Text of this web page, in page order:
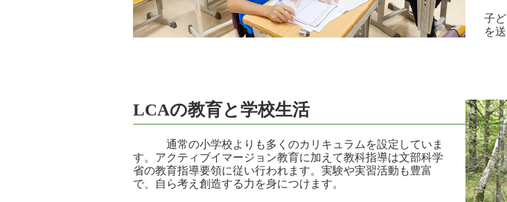
子
を
LCAの教育と学校生活
通常の小学校よりも多くのカリキュラムを設定していま
す。アクティブイマージョン教育に加えて教科指導は文部科学
省の教育指導要領に従い行われます。実験や実習活動も豊富
で、自ら考え創造する力を身につけます。